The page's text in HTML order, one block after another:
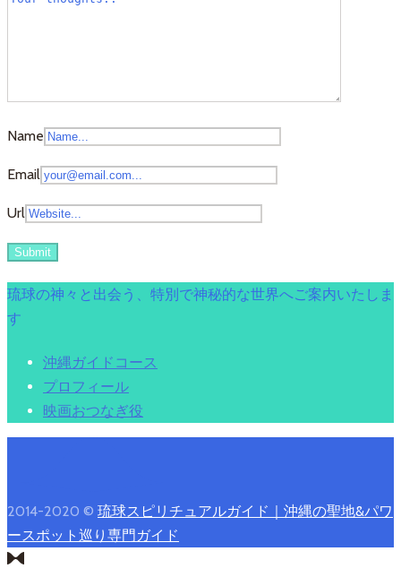
Name
Email
Url
琉球の神々と出会う、特別で神秘的な世界へご案内いたしま
す
沖縄ガイドコース
プロフィール
映画おつなぎ役
2014-2020 © 琉球スピリチュアルガイド｜沖縄の聖地&パワ
ースポット巡り専門ガイド